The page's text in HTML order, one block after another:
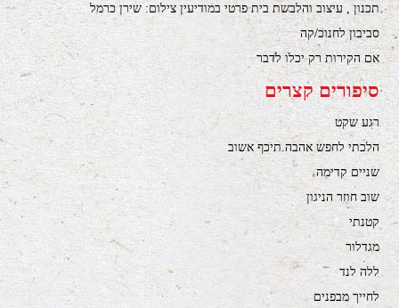
תכנון , עיצוב והלבשת בית פרטי במודיעין צילום: שירן כרמל
סביבון לחנוכ/קה
אם הקירות רק יכלו לדבר
סיפורים קצרים
רגע שקט
הלכתי לחפש אהבה.תיכף אשוב
שניים קדימה
שוב חוזר הניגון
קטנתי
מגדלור
ללה לנד
לחייך מבפנים